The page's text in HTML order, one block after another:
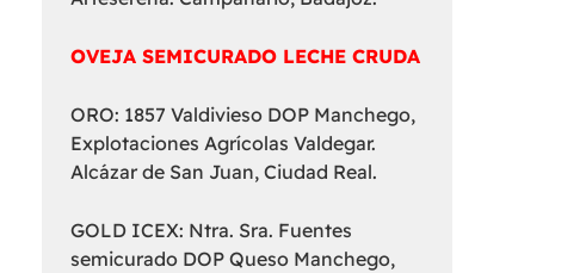
OVEJA SEMICURADO LECHE CRUDA
ORO: 1857 Valdivieso DOP Manchego,
Explotaciones Agrícolas Valdegar.
Alcázar de San Juan, Ciudad Real.
GOLD ICEX: Ntra. Sra. Fuentes
semicurado DOP Queso Manchego,